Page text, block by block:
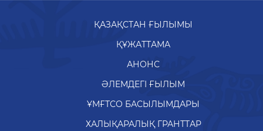
ҚАЗАҚСТАН ҒЫЛЫМЫ
ҚҰЖАТТАМА
АНОНС
ӘЛЕМДЕГІ ҒЫЛЫМ
ҰМҒТСО БАСЫЛЫМДАРЫ
ХАЛЫҚАРАЛЫҚ ГРАНТТАР